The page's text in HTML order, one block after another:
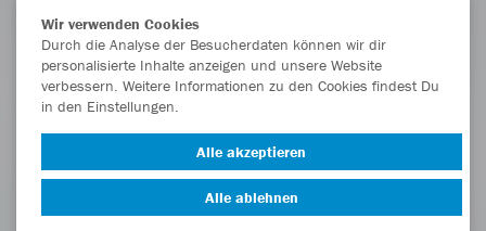
Wir verwenden Cookies
Durch die Analyse der Besucherdaten können wir dir
personalisierte Inhalte anzeigen und unsere Website
verbessern. Weitere Informationen zu den Cookies findest Du
in den Einstellungen.
Alle akzeptieren
Alle ablehnen